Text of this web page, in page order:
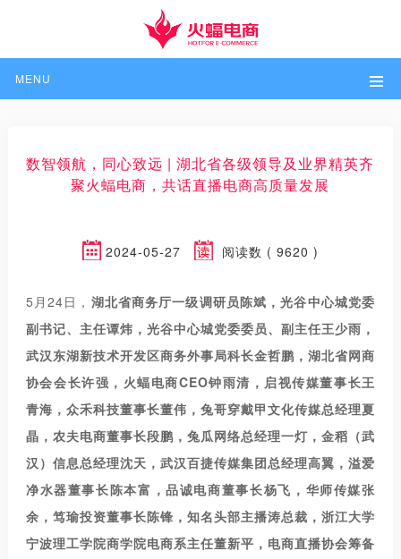
MENU
数智领航，同心致远 | 湖北省各级领导及业界精英齐
聚火蝠电商，共话直播电商高质量发展
2024-05-27 阅读数 ( 9620 )
5月24日， 湖北省商务厅一级调研员陈斌，光谷中心城党委
副书记、主任谭炜，光谷中心城党委委员、副主任王少雨，
武汉东湖新技术开发区商务外事局科长金哲鹏，湖北省网商
协会会长许强，火蝠电商CEO钟雨清，启视传媒董事长王
青海，众禾科技董事长董伟，兔哥穿戴甲文化传媒总经理夏
晶，农夫电商董事长段鹏，兔瓜网络总经理一灯，金稻（武
汉）信息总经理沈天，武汉百捷传媒集团总经理高翼，溢爱
净水器董事长陈本富，品诚电商董事长杨飞，华师传媒张
余，笃瑜投资董事长陈锋 ，知名头部主播涛总裁，浙江大学
宁波理工学院商学院电商系主任董新平，电商直播协会筹备